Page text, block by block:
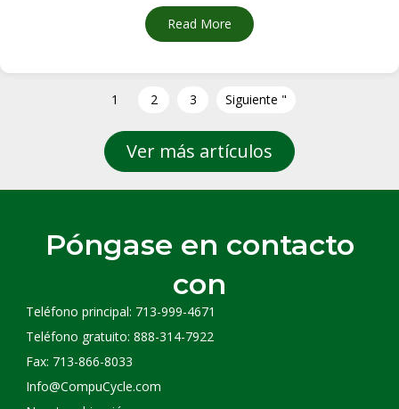
Read More about Sólo soy un
1 2 3 Siguiente "
Ver más artículos
Póngase en contacto
con
Teléfono principal: 713-999-4671
Teléfono gratuito: 888-314-7922
Fax: 713-866-8033
Info@CompuCycle.com